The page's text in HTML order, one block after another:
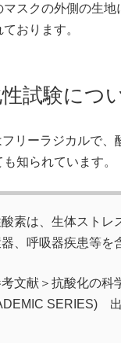
マスクの外側の生
おります。
試験につ
リーラジカルで、
知られています。
素は、生体ストレ
、呼吸器疾患等を
考文献＞抗酸化の科
SERIES) 出